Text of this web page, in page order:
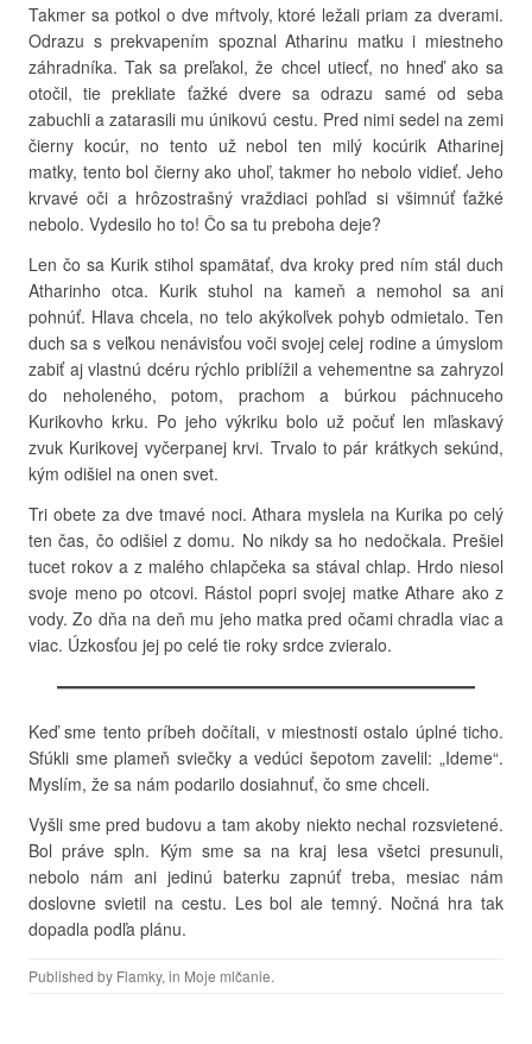
Takmer sa potkol o dve mŕtvoly, ktoré ležali priam za dverami.
Odrazu s prekvapením spoznal Atharinu matku i miestneho
záhradníka. Tak sa preľakol, že chcel utiecť, no hneď ako sa
otočil, tie prekliate ťažké dvere sa odrazu samé od seba
zabuchli a zatarasili mu únikovú cestu. Pred nimi sedel na zemi
čierny kocúr, no tento už nebol ten milý kocúrik Atharinej
matky, tento bol čierny ako uhoľ, takmer ho nebolo vidieť. Jeho
krvavé oči a hrôzostrašný vraždiaci pohľad si všimnúť ťažké
nebolo. Vydesilo ho to! Čo sa tu preboha deje?
Len čo sa Kurik stihol spamätať, dva kroky pred ním stál duch
Atharinho otca. Kurik stuhol na kameň a nemohol sa ani
pohnúť. Hlava chcela, no telo akýkoľvek pohyb odmietalo. Ten
duch sa s veľkou nenávisťou voči svojej celej rodine a úmyslom
zabiť aj vlastnú dcéru rýchlo priblížil a vehementne sa zahryzol
do neholeného, potom, prachom a búrkou páchnuceho
Kurikovho krku. Po jeho výkriku bolo už počuť len mľaskavý
zvuk Kurikovej vyčerpanej krvi. Trvalo to pár krátkych sekúnd,
kým odišiel na onen svet.
Tri obete za dve tmavé noci. Athara myslela na Kurika po celý
ten čas, čo odišiel z domu. No nikdy sa ho nedočkala. Prešiel
tucet rokov a z malého chlapčeka sa stával chlap. Hrdo niesol
svoje meno po otcovi. Rástol popri svojej matke Athare ako z
vody. Zo dňa na deň mu jeho matka pred očami chradla viac a
viac. Úzkosťou jej po celé tie roky srdce zvieralo.
Keď sme tento príbeh dočítali, v miestnosti ostalo úplné ticho.
Sfúkli sme plameň sviečky a vedúci šepotom zavelil: „Ideme“.
Myslím, že sa nám podarilo dosiahnuť, čo sme chceli.
Vyšli sme pred budovu a tam akoby niekto nechal rozsvietené.
Bol práve spln. Kým sme sa na kraj lesa všetci presunuli,
nebolo nám ani jedinú baterku zapnúť treba, mesiac nám
doslovne svietil na cestu. Les bol ale temný. Nočná hra tak
dopadla podľa plánu.
Published by Flamky, in Moje mlčanie.